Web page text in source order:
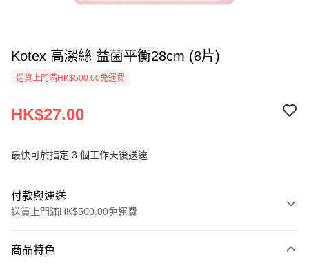
Kotex 高潔絲 益菌平衡28cm (8片)
送貨上門滿HK$500.00免運費
HK$27.00
最快可於指定 3 個工作天後送達
付款與運送
送貨上門滿HK$500.00免運費
信用卡
商品特色